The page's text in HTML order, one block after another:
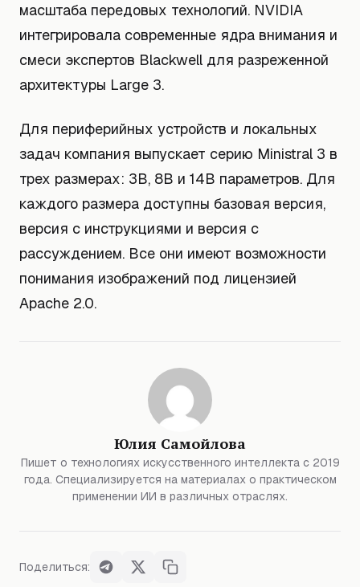
масштаба передовых технологий. NVIDIA
интегрировала современные ядра внимания и
смеси экспертов Blackwell для разреженной
архитектуры Large 3.
Для периферийных устройств и локальных
задач компания выпускает серию Ministral 3 в
трех размерах: 3B, 8B и 14B параметров. Для
каждого размера доступны базовая версия,
версия с инструкциями и версия с
рассуждением. Все они имеют возможности
понимания изображений под лицензией
Apache 2.0.
Юлия Самойлова
Пишет о технологиях искусственного интеллекта с 2019
года. Специализируется на материалах о практическом
применении ИИ в различных отраслях.
Поделиться: